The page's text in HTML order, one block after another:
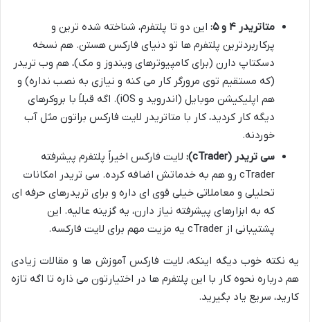
متاتریدر ۴ و ۵:
این دو تا پلتفرم، شناخته شده ترین و
پرکاربردترین پلتفرم ها تو دنیای فارکس هستن. هم نسخه
دسکتاپ دارن (برای کامپیوترهای ویندوز و مک)، هم وب تریدر
(که مستقیم توی مرورگر کار می کنه و نیازی به نصب نداره) و
هم اپلیکیشن موبایل (اندروید و iOS). اگه قبلاً با بروکرهای
دیگه کار کردید، کار با متاتریدر لایت فارکس براتون مثل آب
خوردنه.
سی تریدر (cTrader):
لایت فارکس اخیراً پلتفرم پیشرفته
cTrader رو هم به خدماتش اضافه کرده. سی تریدر امکانات
تحلیلی و معاملاتی خیلی قوی ای داره و برای تریدرهای حرفه ای
که به ابزارهای پیشرفته نیاز دارن، یه گزینه عالیه. این
پشتیبانی از cTrader یه مزیت مهم برای لایت فارکسه.
یه نکته خوب دیگه اینکه، لایت فارکس آموزش ها و مقالات زیادی
هم درباره نحوه کار با این پلتفرم ها در اختیارتون می ذاره تا اگه تازه
کارید، سریع یاد بگیرید.